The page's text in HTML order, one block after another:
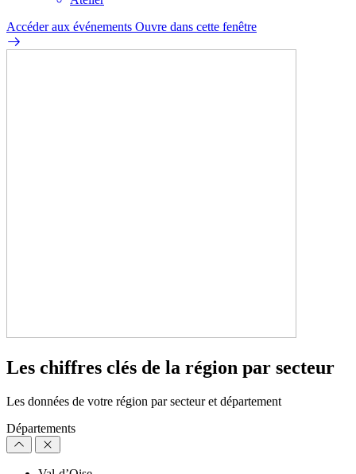
Accéder aux événements Ouvre dans cette fenêtre
Les chiffres clés de la région par secteur
Les données de votre région par secteur et département
Départements